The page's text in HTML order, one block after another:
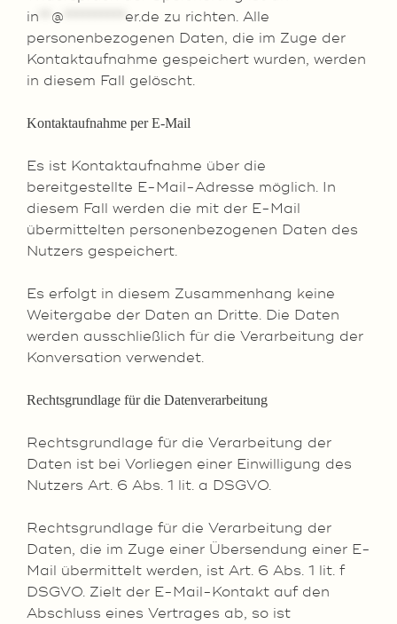
in
@ er.de zu richten. Alle
personenbezogenen Daten, die im Zuge der
Kontaktaufnahme gespeichert wurden, werden
in diesem Fall gelöscht.
Kontaktaufnahme per E-Mail
Es ist Kontaktaufnahme über die
bereitgestellte E-Mail-Adresse möglich. In
diesem Fall werden die mit der E-Mail
übermittelten personenbezogenen Daten des
Nutzers gespeichert.
Es erfolgt in diesem Zusammenhang keine
Weitergabe der Daten an Dritte. Die Daten
werden ausschließlich für die Verarbeitung der
Konversation verwendet.
Rechtsgrundlage für die Datenverarbeitung
Rechtsgrundlage für die Verarbeitung der
Daten ist bei Vorliegen einer Einwilligung des
Nutzers Art. 6 Abs. 1 lit. a DSGVO.
Rechtsgrundlage für die Verarbeitung der
Daten, die im Zuge einer Übersendung einer E-
Mail übermittelt werden, ist Art. 6 Abs. 1 lit. f
DSGVO. Zielt der E-Mail-Kontakt auf den
Abschluss eines Vertrages ab, so ist